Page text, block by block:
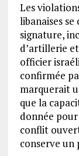
Les
libanaises
signature,
d’artillerie
officier
confirmée
marquerait
que la
donnée
conflit
conserve